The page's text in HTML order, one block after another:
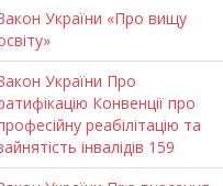
України «Про вищу
України Про
Конвенції про
реабілітацію та
інвалідів 159